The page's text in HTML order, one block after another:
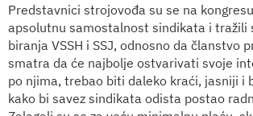
Predstavnici strojovođa su se na
apsolutnu samostalnost sindikata i tražili
biranja VSSH i SSJ, odnosno da članstvo
smatra da će najbolje ostvarivati svoje
po njima, trebao biti daleko kraći, jasniji i
kako bi savez sindikata odista postao